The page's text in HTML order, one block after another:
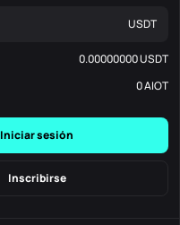
USDT
0.00000000USDT
0AIOT
Iniciar sesión
Inscribirse